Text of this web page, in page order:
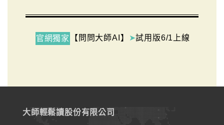
官網獨家 【問問大師AI】 ➤試用版6/1上線
大師輕鬆讀股份有限公司